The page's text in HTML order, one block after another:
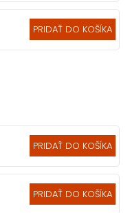
PRIDAŤ DO KOŠÍKA
PRIDAŤ DO KOŠÍKA
PRIDAŤ DO KOŠÍKA